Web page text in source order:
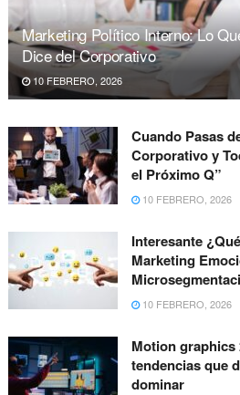
Marketing Político Interno: Lo
Dice del Corporativo
10 FEBRERO, 2026
Cuando Pasas
Corporativo y
el Próximo Q”
10 FEBRERO, 2026
Interesante
Marketing
10 FEBRERO, 2026
Motion graphics
tendencias que
dominar